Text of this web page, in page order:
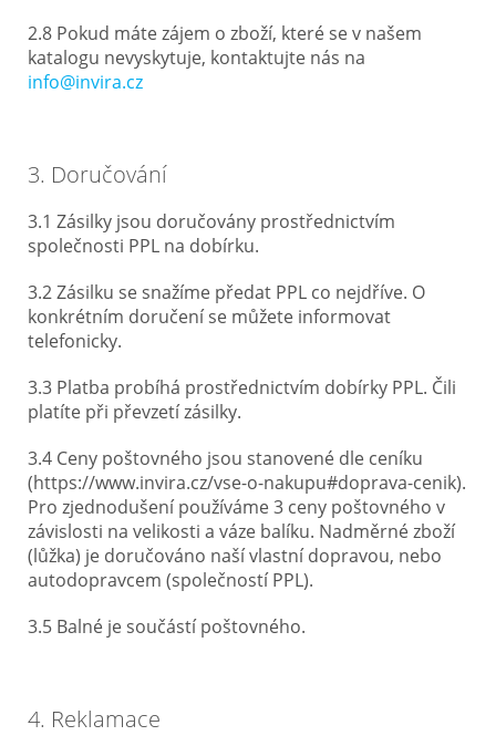
2.8 Pokud máte zájem o zboží, které se v našem
katalogu nevyskytuje, kontaktujte nás na
info@invira.cz
3. Doručování
3.1 Zásilky jsou doručovány prostřednictvím
společnosti PPL na dobírku.
3.2 Zásilku se snažíme předat PPL co nejdříve. O
konkrétním doručení se můžete informovat
telefonicky.
3.3 Platba probíhá prostřednictvím dobírky PPL. Čili
platíte při převzetí zásilky.
3.4 Ceny poštovného jsou stanovené dle ceníku
(https://www.invira.cz/vse-o-nakupu#doprava-cenik).
Pro zjednodušení používáme 3 ceny poštovného v
závislosti na velikosti a váze balíku. Nadměrné zboží
(lůžka) je doručováno naší vlastní dopravou, nebo
autodopravcem (společností PPL).
3.5 Balné je součástí poštovného.
4. Reklamace